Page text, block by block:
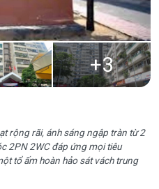
+3
rộng rãi, ánh sáng ngập tràn từ 2
2PN 2WC đáp ứng mọi tiêu
tổ ấm hoàn hảo sát vách trung